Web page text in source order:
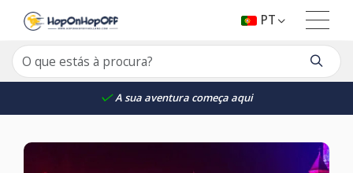
A sua aventura começa aqui
PT